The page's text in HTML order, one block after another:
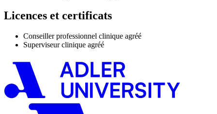
Licences et certificats
Conseiller professionnel clinique agréé
Superviseur clinique agréé